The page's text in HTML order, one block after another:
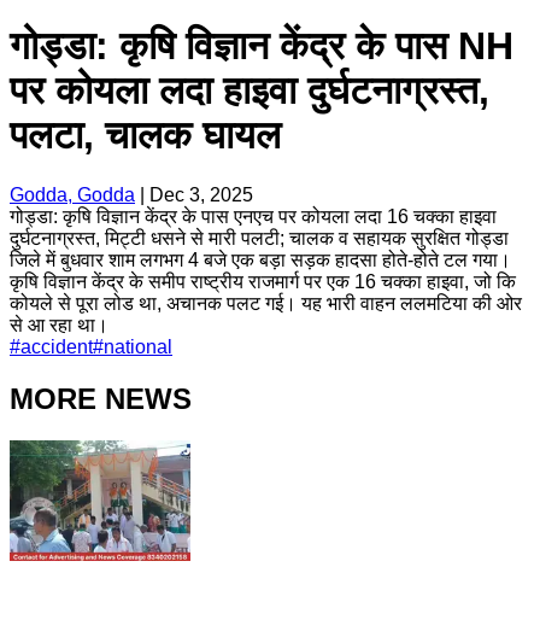
गोड्डा: कृषि विज्ञान केंद्र के पास NH
पर कोयला लदा हाइवा दुर्घटनाग्रस्त,
पलटा, चालक घायल
Godda, Godda
Dec 3, 2025
गोड्डा: कृषि विज्ञान केंद्र के पास एनएच पर कोयला लदा 16 चक्का हाइवा
दुर्घटनाग्रस्त, मिट्टी धसने से मारी पलटी; चालक व सहायक सुरक्षित गोड्डा
जिले में बुधवार शाम लगभग 4 बजे एक बड़ा सड़क हादसा होते-होते टल गया।
कृषि विज्ञान केंद्र के समीप राष्ट्रीय राजमार्ग पर एक 16 चक्का हाइवा, जो कि
कोयले से पूरा लोड था, अचानक पलट गई। यह भारी वाहन ललमटिया की ओर
से आ रहा था।
#accident#national
MORE NEWS